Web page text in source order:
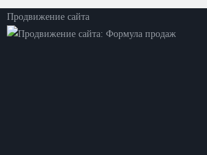
Продвижение сайта